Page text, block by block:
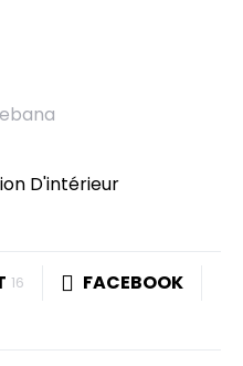
D'intérieur
16
FACEBOOK